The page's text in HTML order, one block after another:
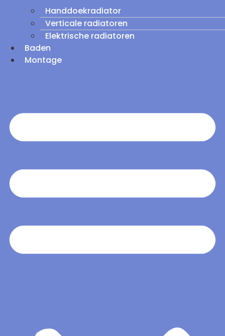
Handdoekradiator
Verticale radiatoren
Elektrische radiatoren
Baden
Montage